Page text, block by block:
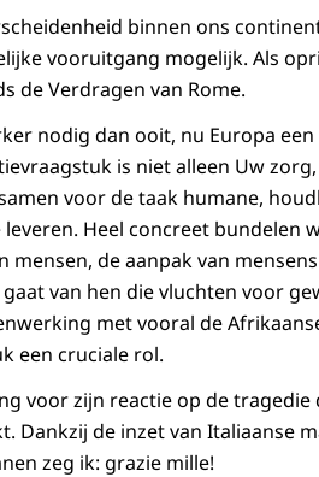
binnen ons
vooruitgang mogelijk. Als
de Verdragen van Rome.
nodig dan ooit, nu Europa
is niet alleen Uw
voor de taak humane,
Heel concreet bundelen
de aanpak van
van hen die vluchten voor
met vooral de
een cruciale rol.
voor zijn reactie op de tragedie
Dankzij de inzet van Italiaanse
zeg ik: grazie mille!